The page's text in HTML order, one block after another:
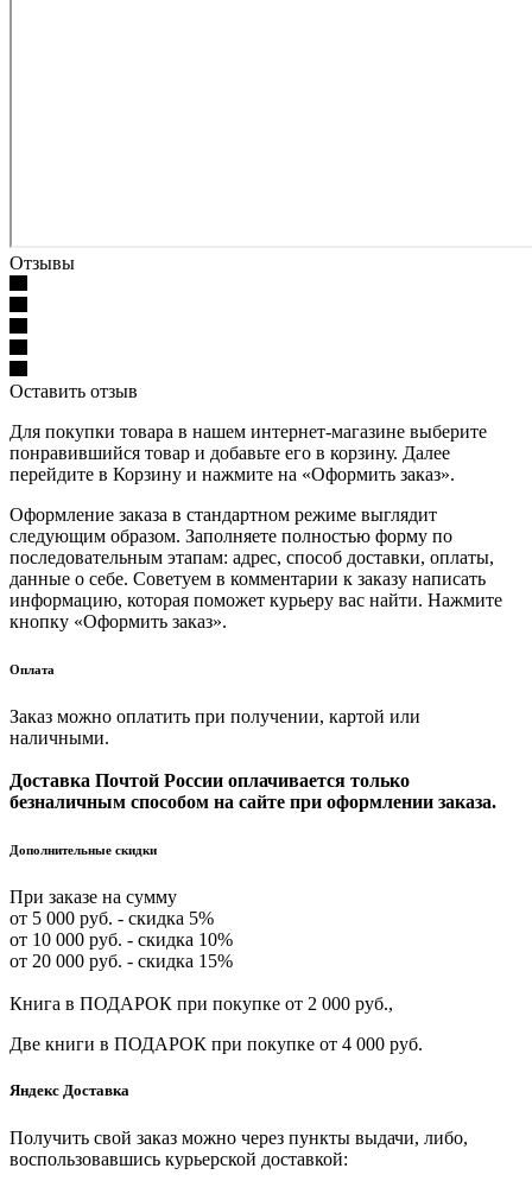
Отзывы
Оставить отзыв
Для покупки товара в нашем интернет-магазине выберите
понравившийся товар и добавьте его в корзину. Далее
перейдите в Корзину и нажмите на «Оформить заказ».
Оформление заказа в стандартном режиме выглядит
следующим образом. Заполняете полностью форму по
последовательным этапам: адрес, способ доставки, оплаты,
данные о себе. Советуем в комментарии к заказу написать
информацию, которая поможет курьеру вас найти. Нажмите
кнопку «Оформить заказ».
Оплата
Заказ можно оплатить при получении, картой или
наличными.
Доставка Почтой России оплачивается только
безналичным способом на сайте при оформлении заказа.
Дополнительные скидки
При заказе на сумму
от 5 000 руб. - скидка 5%
от 10 000 руб. - скидка 10%
от 20 000 руб. - скидка 15%
Книга в ПОДАРОК при покупке от 2 000 руб.,
Две книги в ПОДАРОК при покупке от 4 000 руб.
Яндекс Доставка
Получить свой заказ можно через пункты выдачи, либо,
воспользовавшись курьерской доставкой: